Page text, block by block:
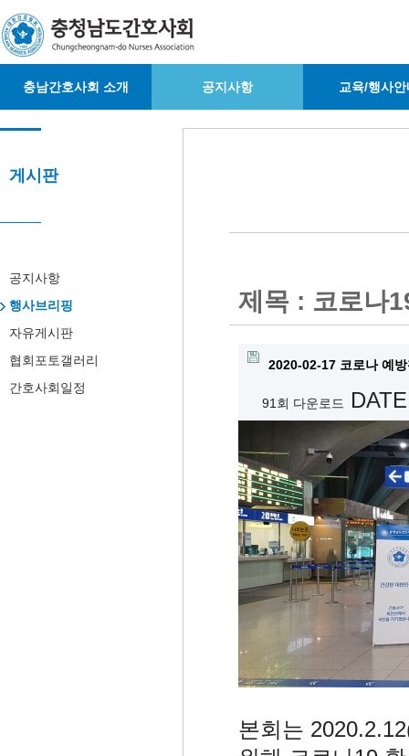
충남간호사회 소개 공지사항 교육/행사안
게시판
공지사항
행사브리핑
자유게시판
협회포토갤러리
간호사회일정
제목 : 코로나
첨부파일2020-02-17 코로나 예
91회 다운로드
본회는